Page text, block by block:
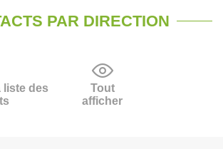
PAR DIRECTION
liste des
Tout
afficher